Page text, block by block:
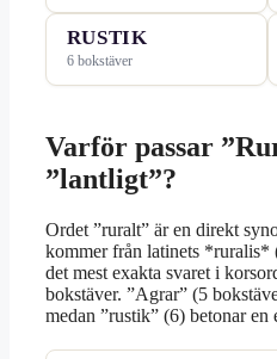
RUSTIK
6 bokstäver
Varför passar
”lantligt”?
Ordet ”ruralt” är en direkt
kommer från latinets *ruralis*
det mest exakta svaret i
bokstäver. ”Agrar” (5
medan ”rustik” (6) betonar